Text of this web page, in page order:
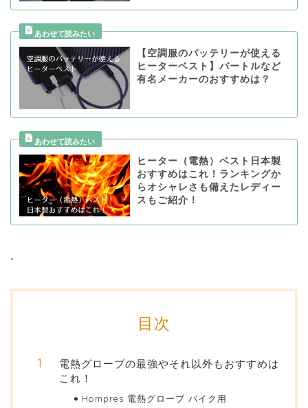
【空調服のバッテリーが使える
ヒーターベスト】バートルなど
有名メーカーのおすすめは？
ヒーター（電熱）ベスト日本製
おすすめはこれ！ランキングか
らオシャレさも備えたレディー
スもご紹介！
.
目次
電熱グローブの最強やそれ以外もおすすめは
これ！
Hompres 電熱グローブ バイク用